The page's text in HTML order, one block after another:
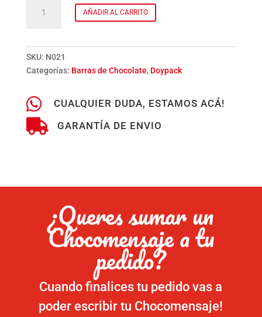
Chocolate
x
100
-
1
unidad
cantidad
AÑADIR AL CARRITO
SKU: N021
Categorías: Barras de Chocolate, Doypack
 CUALQUIER DUDA, ESTAMOS ACÁ!
 GARANTÍA DE ENVIO
¿Queres sumar un
Chocomensaje a tu
pedido?
Cuando finalices tu pedido vas a
poder escribir tu Chocomensaje!